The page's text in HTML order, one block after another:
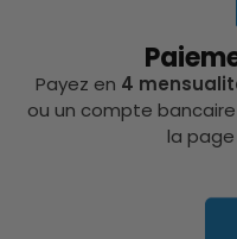
Payez en 4
ou un compte bancaire
la